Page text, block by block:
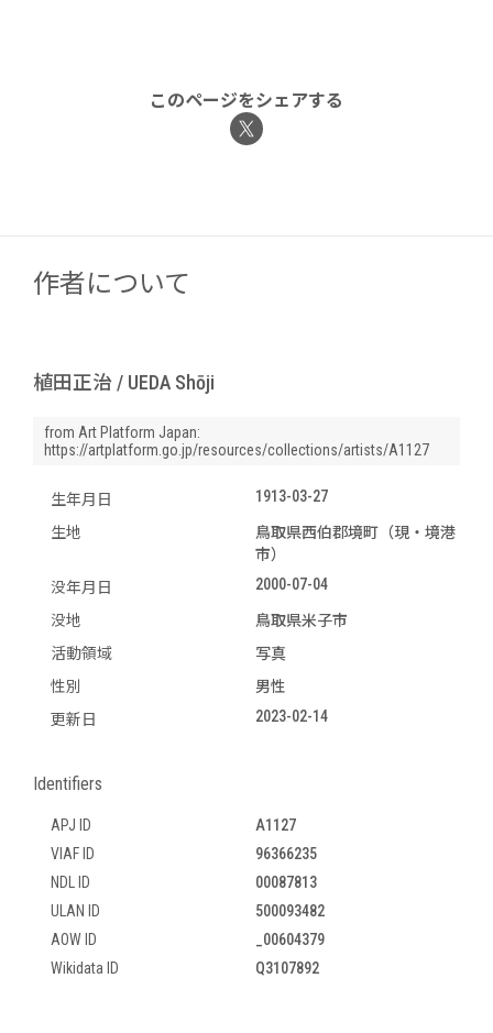
このページをシェアする
作者について
植田正治 / UEDA Shōji
from Art Platform Japan:
https://artplatform.go.jp/resources/collections/artists/A1127
生年月日 1913-03-27
生地
鳥取県西伯郡境町（現・境港
市）
没年月日
2000-07-04
没地
鳥取県米子市
活動領域
写真
性別
男性
更新日
2023-02-14
Identifiers
APJ ID
A1127
VIAF ID
96366235
NDL ID
00087813
ULAN ID
500093482
AOW ID
_00604379
Wikidata ID
Q3107892